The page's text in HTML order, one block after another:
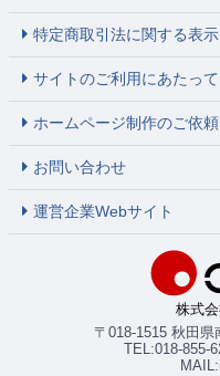
特定商取引法に関する表示
サイトのご利用にあたって
ホームページ制作のご依頼
お問い合わせ
運営企業Webサイト
株式
〒018-1515 秋田
TEL:018-855-